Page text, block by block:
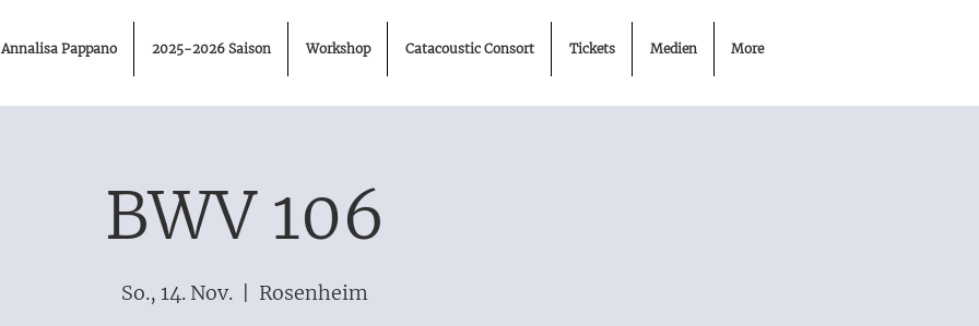
BWV 106
So., 14. Nov. Rosenheim
Annalisa Pappano 2025-2026 Saison Workshop Catacoustic Consort Tickets Medien More